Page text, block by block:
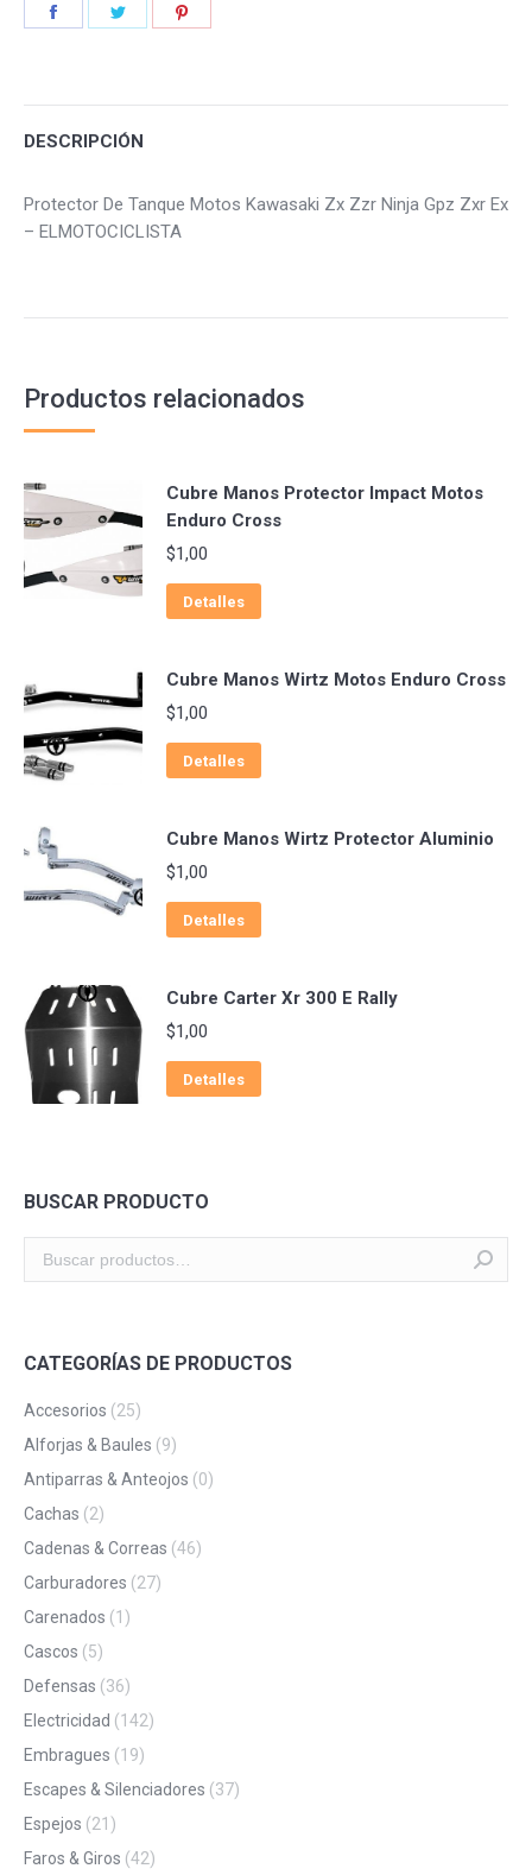
DESCRIPCIÓN
Protector De Tanque Motos Kawasaki Zx Zzr Ninja Gpz Zxr Ex
– ELMOTOCICLISTA
Productos relacionados
Cubre Manos Protector Impact Motos
Enduro Cross
$1,00
Detalles
Cubre Manos Wirtz Motos Enduro Cross
$1,00
Detalles
Cubre Manos Wirtz Protector Aluminio
$1,00
Detalles
Cubre Carter Xr 300 E Rally
$1,00
Detalles
BUSCAR PRODUCTO
CATEGORÍAS DE PRODUCTOS
Accesorios (25)
Alforjas & Baules (9)
Antiparras & Anteojos (0)
Cachas (2)
Cadenas & Correas (46)
Carburadores (27)
Carenados (1)
Cascos (5)
Defensas (36)
Electricidad (142)
Embragues (19)
Escapes & Silenciadores (37)
Espejos (21)
Faros & Giros (42)